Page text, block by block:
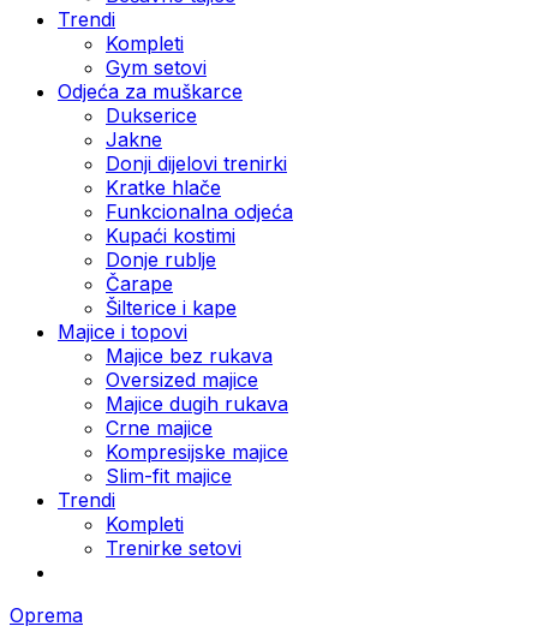
Trendi
Kompleti
Gym setovi
Odjeća za muškarce
Dukserice
Jakne
Donji dijelovi trenirki
Kratke hlače
Funkcionalna odjeća
Kupaći kostimi
Donje rublje
Čarape
Šilterice i kape
Majice i topovi
Majice bez rukava
Oversized majice
Majice dugih rukava
Crne majice
Kompresijske majice
Slim-fit majice
Trendi
Kompleti
Trenirke setovi
Oprema